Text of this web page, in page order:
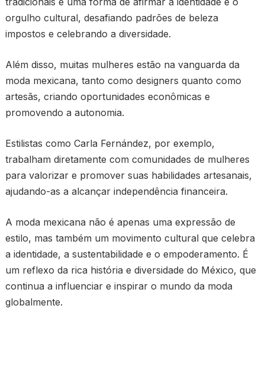
orgulho cultural, desafiando padrões de beleza
impostos e celebrando a diversidade.
Além disso, muitas mulheres estão na vanguarda da
moda mexicana, tanto como designers quanto como
artesãs, criando oportunidades econômicas e
promovendo a autonomia.
Estilistas como Carla Fernández, por exemplo,
trabalham diretamente com comunidades de mulheres
para valorizar e promover suas habilidades artesanais,
ajudando-as a alcançar independência financeira.
A moda mexicana não é apenas uma expressão de
estilo, mas também um movimento cultural que celebra
a identidade, a sustentabilidade e o empoderamento. É
um reflexo da rica história e diversidade do México, que
continua a influenciar e inspirar o mundo da moda
globalmente.